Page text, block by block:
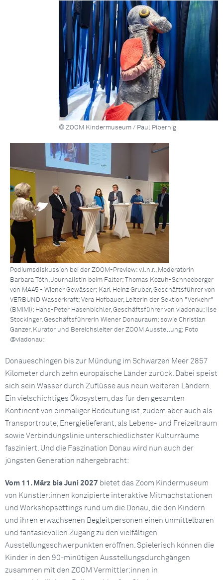
© ZOOM Kindermuseum / Paul Pibernig
Podiumsdiskussion bei der ZOOM-Preview: v.l.n.r., Moderatorin
Barbara Tóth, Journalistin beim Falter; Thomas Kozuh-Schneeberger
von MA45 - Wiener Gewässer; Karl Heinz Gruber, Geschäftsführer von
VERBUND Wasserkraft; Vera Hofbauer, Leiterin der Sektion "Verkehr"
(BMIMI); Hans-Peter Hasenbichler, Geschäftsführer von viadonau; Ilse
Stockinger, Geschäftsführerin Wiener Donauraum; sowie Christian
Ganzer, Kurator und Bereichsleiter der ZOOM Ausstellung; Foto
@viadonau:
Donaueschingen bis zur Mündung im Schwarzen Meer 2857
Kilometer durch zehn europäische Länder zurück. Dabei speist
sich sein Wasser durch Zuflüsse aus neun weiteren Ländern.
Ein vielschichtiges Ökosystem, das für den gesamten
Kontinent von einmaliger Bedeutung ist, zudem aber auch als
Transportroute, Energielieferant, als Lebens- und Freizeitraum
sowie Verbindungslinie unterschiedlichster Kulturräume
fasziniert. Und die Faszination Donau wird nun auch der
jüngsten Generation nähergebracht:
Vom 11. März bis Juni 2027 bietet das Zoom Kindermuseum
von Künstler:innen konzipierte interaktive Mitmachstationen
und Workshopsettings rund um die Donau, die den Kindern
und ihren erwachsenen Begleitpersonen einen unmittelbaren
und fantasievollen Zugang zu den vielfältigen
Ausstellungsschwerpunkten eröffnen. Spielerisch können die
Kinder in den 90-minütigen Ausstellungsdurchgängen
zusammen mit den ZOOM Vermittler:innen in